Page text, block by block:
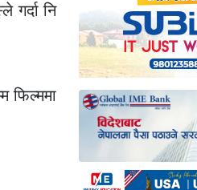
गर्दा नि
फिल्ममा